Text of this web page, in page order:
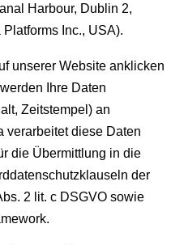
Harbour, Dublin 2,
Platforms Inc., USA).
unserer Website anklicken
Ihre Daten
Zeitstempel) an
verarbeitet diese Daten
die Übermittlung in die
der
2 lit. c DSGVO sowie